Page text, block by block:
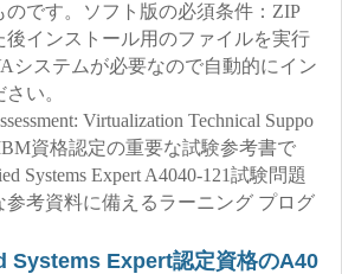
です。ソフト版の必須条件：ZIP
後インストール用のファイルを実行
システムが必要なので自動的にイン
い。
Virtualization Technical Suppo
資格認定の重要な試験参考書で
Systems Expert A4040-121試験問題
考資料に備えるラーニング プログ
Systems Expert認定資格のA40